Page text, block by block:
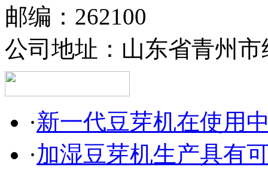
邮编：262100
公司地址：山东省青州
·新一代豆芽机在使用
·加湿豆芽机生产具有